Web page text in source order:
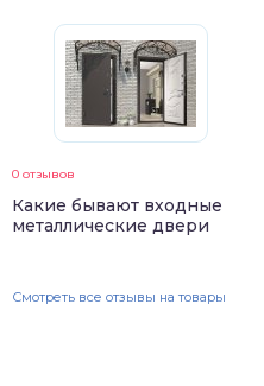
0 отзывов
Какие бывают входные
металлические двери
Смотреть все отзывы на товары